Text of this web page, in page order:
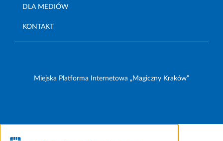
DLA MEDIÓW
KONTAKT
Miejska Platforma Internetowa „Magiczny Kraków”